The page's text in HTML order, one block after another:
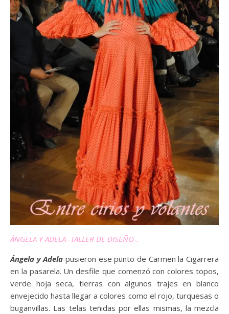
ÁNGELA Y ADELA -TALLER DE DISEÑO-.
Ángela y Adela pusieron ese punto de Carmen la Cigarrera
en la pasarela. Un desfile que comenzó con colores topos,
verde hoja seca, tierras con algunos trajes en blanco
envejecido hasta llegar a colores como el rojo, turquesas o
buganvillas. Las telas teñidas por ellas mismas, la mezcla